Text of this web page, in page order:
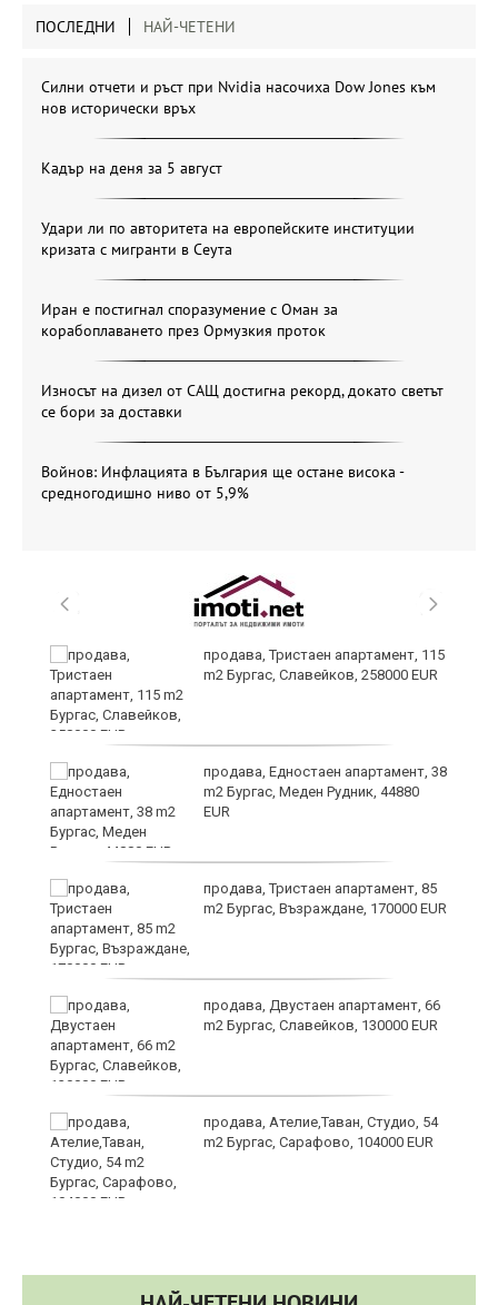
ПОСЛЕДНИ НАЙ-ЧЕТЕНИ
Силни отчети и ръст при Nvidia насочиха Dow Jones към
нов исторически връх
Кадър на деня за 5 август
Удари ли по авторитета на европейските институции
кризата с мигранти в Сеута
Иран е постигнал споразумение с Оман за
корабоплаването през Ормузкия проток
Износът на дизел от САЩ достигна рекорд, докато светът
се бори за доставки
Войнов: Инфлацията в България ще остане висока -
средногодишно ниво от 5,9%
продава, Тристаен апартамент, 115
m2 Бургас, Славейков, 258000 EUR
продава, Едностаен апартамент, 38
m2 Бургас, Меден Рудник, 44880
EUR
продава, Тристаен апартамент, 85
m2 Бургас, Възраждане, 170000 EUR
продава, Двустаен апартамент, 66
m2 Бургас, Славейков, 130000 EUR
продава, Ателие,Таван, Студио, 54
m2 Бургас, Сарафово, 104000 EUR